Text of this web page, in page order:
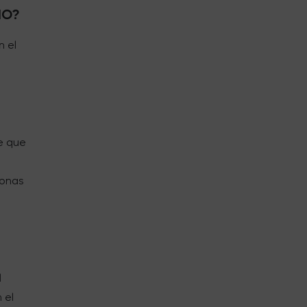
el
que
el